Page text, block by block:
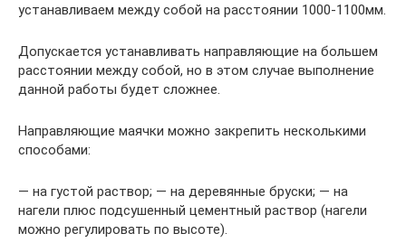
устанавливаем между собой на расстоянии 1000-1100мм.
Допускается устанавливать направляющие на большем
расстоянии между собой, но в этом случае выполнение
данной работы будет сложнее.
Направляющие маячки можно закрепить несколькими
способами:
— на густой раствор; — на деревянные бруски; — на
нагели плюс подсушенный цементный раствор (нагели
можно регулировать по высоте).